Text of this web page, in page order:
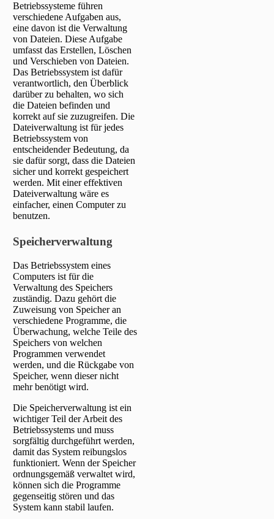
Betriebssysteme führen
verschiedene Aufgaben aus,
eine davon ist die Verwaltung
von Dateien. Diese Aufgabe
umfasst das Erstellen, Löschen
und Verschieben von Dateien.
Das Betriebssystem ist dafür
verantwortlich, den Überblick
darüber zu behalten, wo sich
die Dateien befinden und
korrekt auf sie zuzugreifen. Die
Dateiverwaltung ist für jedes
Betriebssystem von
entscheidender Bedeutung, da
sie dafür sorgt, dass die Dateien
sicher und korrekt gespeichert
werden. Mit einer effektiven
Dateiverwaltung wäre es
einfacher, einen Computer zu
benutzen.
Speicherverwaltung
Das Betriebssystem eines
Computers ist für die
Verwaltung des Speichers
zuständig. Dazu gehört die
Zuweisung von Speicher an
verschiedene Programme, die
Überwachung, welche Teile des
Speichers von welchen
Programmen verwendet
werden, und die Rückgabe von
Speicher, wenn dieser nicht
mehr benötigt wird.
Die Speicherverwaltung ist ein
wichtiger Teil der Arbeit des
Betriebssystems und muss
sorgfältig durchgeführt werden,
damit das System reibungslos
funktioniert. Wenn der Speicher
ordnungsgemäß verwaltet wird,
können sich die Programme
gegenseitig stören und das
System kann stabil laufen.